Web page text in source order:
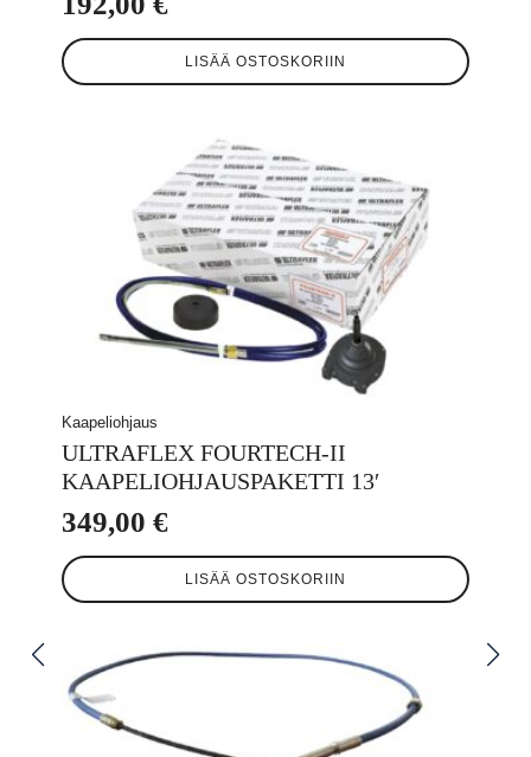
LISÄÄ OSTOSKORIIN
Kaapeliohjaus
ULTRAFLEX FOURTECH-II
KAAPELIOHJAUSPAKETTI 13′
349,00 €
LISÄÄ OSTOSKORIIN